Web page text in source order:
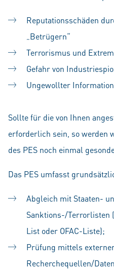
Reputationsschäden
„Betrügern“
Terrorismus und
Gefahr von
Ungewollter
Sollte für die von Ihnen
erforderlich sein, so werden
des PES noch einmal
Das PES umfasst
Abgleich mit Staaten-
Sanktions-/Terrorlisten
List oder OFAC-Liste);
Prüfung mittels
Recherchequellen/